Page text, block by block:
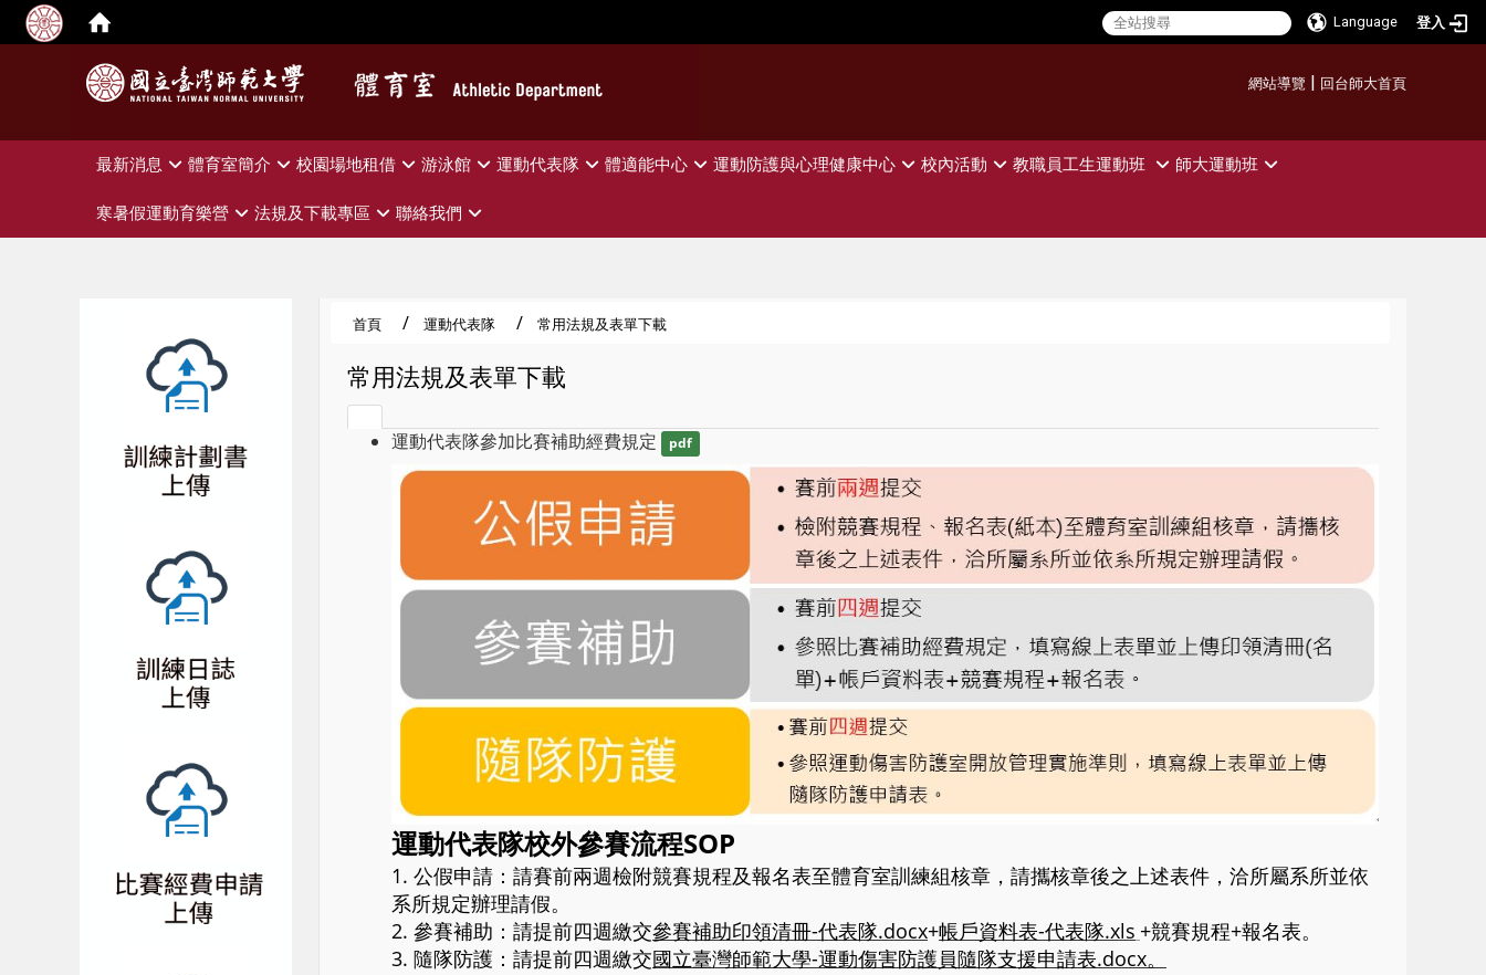
Language 登入
網站導覽 | 回台師大首頁
最新消息 體育室簡介 校園場地租借 游泳館 運動代表隊 體適能中心 運動防護與心理健康中心 校內活動 教職員工生運動班 師大運動班
寒暑假運動育樂營 法規及下載專區 聯絡我們
首頁 運動代表隊 常用法規及表單下載
常用法規及表單下載
運動代表隊參加比賽補助經費規定 pdf
運動代表隊校外參賽流程SOP
1. 公假申請：請賽前兩週檢附競賽規程及報名表至體育室訓練組核章，請攜核章後之上述表件，洽所屬系所並依
系所規定辦理請假。
2. 參賽補助：請提前四週繳交參賽補助印領清冊-代表隊.docx+帳戶資料表-代表隊.xls +競賽規程+報名表。
3. 隨隊防護：請提前四週繳交國立臺灣師範大學-運動傷害防護員隨隊支援申請表.docx。